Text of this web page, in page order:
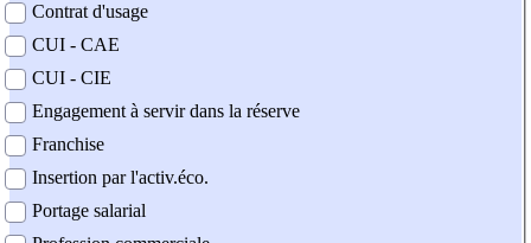
Contrat d'usage
CUI - CAE
CUI - CIE
Engagement à servir dans la réserve
Franchise
Insertion par l'activ.éco.
Portage salarial